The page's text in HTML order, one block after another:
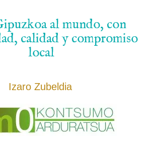
al mundo, con
calidad y compromiso
local
Izaro Zubeldia